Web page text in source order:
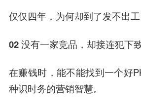
仅仅四年，为何却到了发不出
02 没有一家竞品， 却接连犯下
在赚钱时，能不能找到一个好
种识时务的营销智慧。